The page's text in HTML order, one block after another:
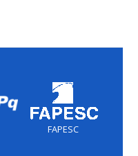
FAPESC